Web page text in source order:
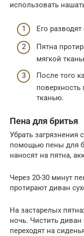
использовать
Его
Пятна
мягкой
После того
тканью.
Пена для бритья
Убрать
помощью пены для
наносят на пятна,
Через 20-30 минут
протирают диван
На застарелых
ночь. Чистить
переходят на